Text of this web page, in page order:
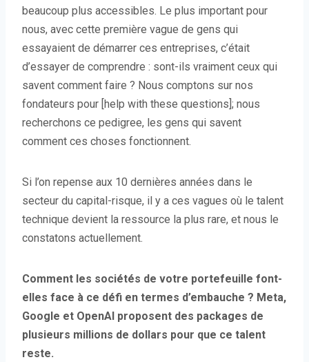
beaucoup plus accessibles. Le plus important pour
nous, avec cette première vague de gens qui
essayaient de démarrer ces entreprises, c’était
d’essayer de comprendre : sont-ils vraiment ceux qui
savent comment faire ? Nous comptons sur nos
fondateurs pour [help with these questions]; nous
recherchons ce pedigree, les gens qui savent
comment ces choses fonctionnent.
Si l’on repense aux 10 dernières années dans le
secteur du capital-risque, il y a ces vagues où le talent
technique devient la ressource la plus rare, et nous le
constatons actuellement.
Comment les sociétés de votre portefeuille font-
elles face à ce défi en termes d’embauche ? Meta,
Google et OpenAI proposent des packages de
plusieurs millions de dollars pour que ce talent
reste.